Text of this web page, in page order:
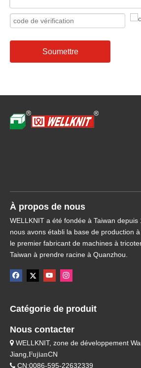
Soumettre
À propos de nous
WELLKNIT a été fondée à Taiwan depuis
nous avons établi la base de production
le premier fabricant de machines à
Taiwan à prendre racine à Quanzhou.
Catégorie de produit
Nous contacter
 WELLKNIT, zone de développement
Jiang,FujianCN
 CN:0086-595-22632339